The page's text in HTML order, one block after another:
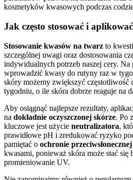
kosmetyków kwasowych podczas
Jak często stosować i
Stosowanie kwasów na twarz to
szczególnej uwagi oraz dostosowania
indywidualnych potrzeb naszej cery. Na
wprowadzić kwasy do rutyny raz w
skóry możemy zwiększyć
tygodniu, o ile skóra dobrze reaguje na
Aby osiągnąć najlepsze rezultaty,
na dokładnie oczyszczonej skórze. Po
kluczowe jest użycie neutralizatora,
prawidłowe pH i zredukować ryzyko
pamiętać o ochronie przeciwsłonecznej
kwasami, ponieważ skóra może stać się
promieniowanie UV.